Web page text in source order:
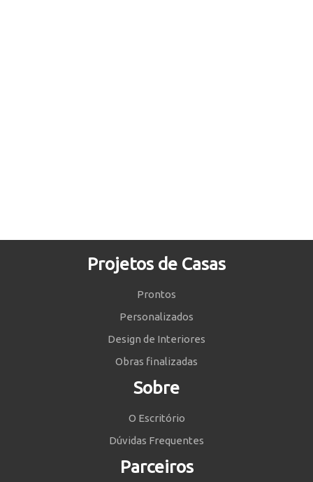
Projetos de Casas
Prontos
Personalizados
Design de Interiores
Obras finalizadas
Sobre
O Escritório
Dúvidas Frequentes
Parceiros